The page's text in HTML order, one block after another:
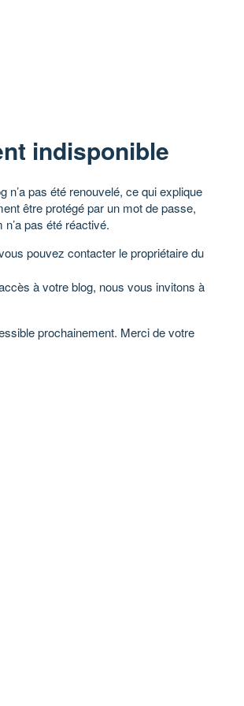
indisponible
n’a pas été renouvelé, ce qui explique
être protégé par un mot de passe,
pas été réactivé.
pouvez contacter le propriétaire du
à votre blog, nous vous invitons à
prochainement. Merci de votre